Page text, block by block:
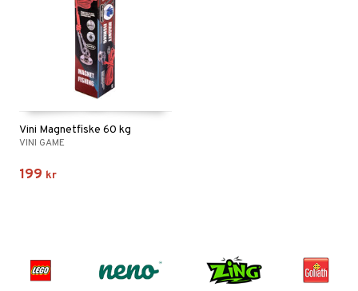
Vini Magnetfiske 60 kg
VINI GAME
199 kr